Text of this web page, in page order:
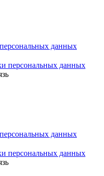
данных
персональных данных
данных
персональных данных